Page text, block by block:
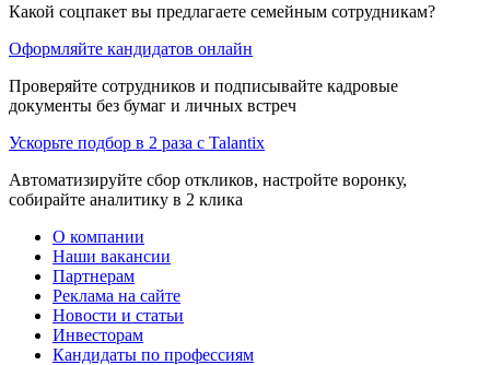
Какой соцпакет вы предлагаете семейным сотрудникам?
Оформляйте кандидатов онлайн
Проверяйте сотрудников и подписывайте кадровые
документы без бумаг и личных встреч
Ускорьте подбор в 2 раза с Talantix
Автоматизируйте сбор откликов, настройте воронку,
собирайте аналитику в 2 клика
О компании
Наши вакансии
Партнерам
Реклама на сайте
Новости и статьи
Инвесторам
Кандидаты по профессиям